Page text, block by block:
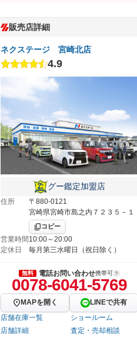
販売店詳細
ネクステージ 宮崎北店
4.9
グー鑑定加盟店
住所
〒880-0121
宮崎県宮崎市島之内７２３５－１
コピー
営業時間10:00～20:00
定休日
毎月第三水曜日（祝日除く）
無料 電話お問い合わせ携帯可
0078-6041-5769
MAPを開く
LINEで共有
店舗在庫一覧
ショールーム
店舗詳細
査定・売却相談